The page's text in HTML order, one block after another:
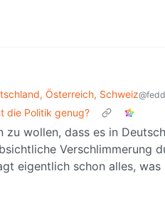
Österreich, Schweiz
die Politik genug?
wollen, dass es in
Verschlimmerung
eigentlich schon alles, was